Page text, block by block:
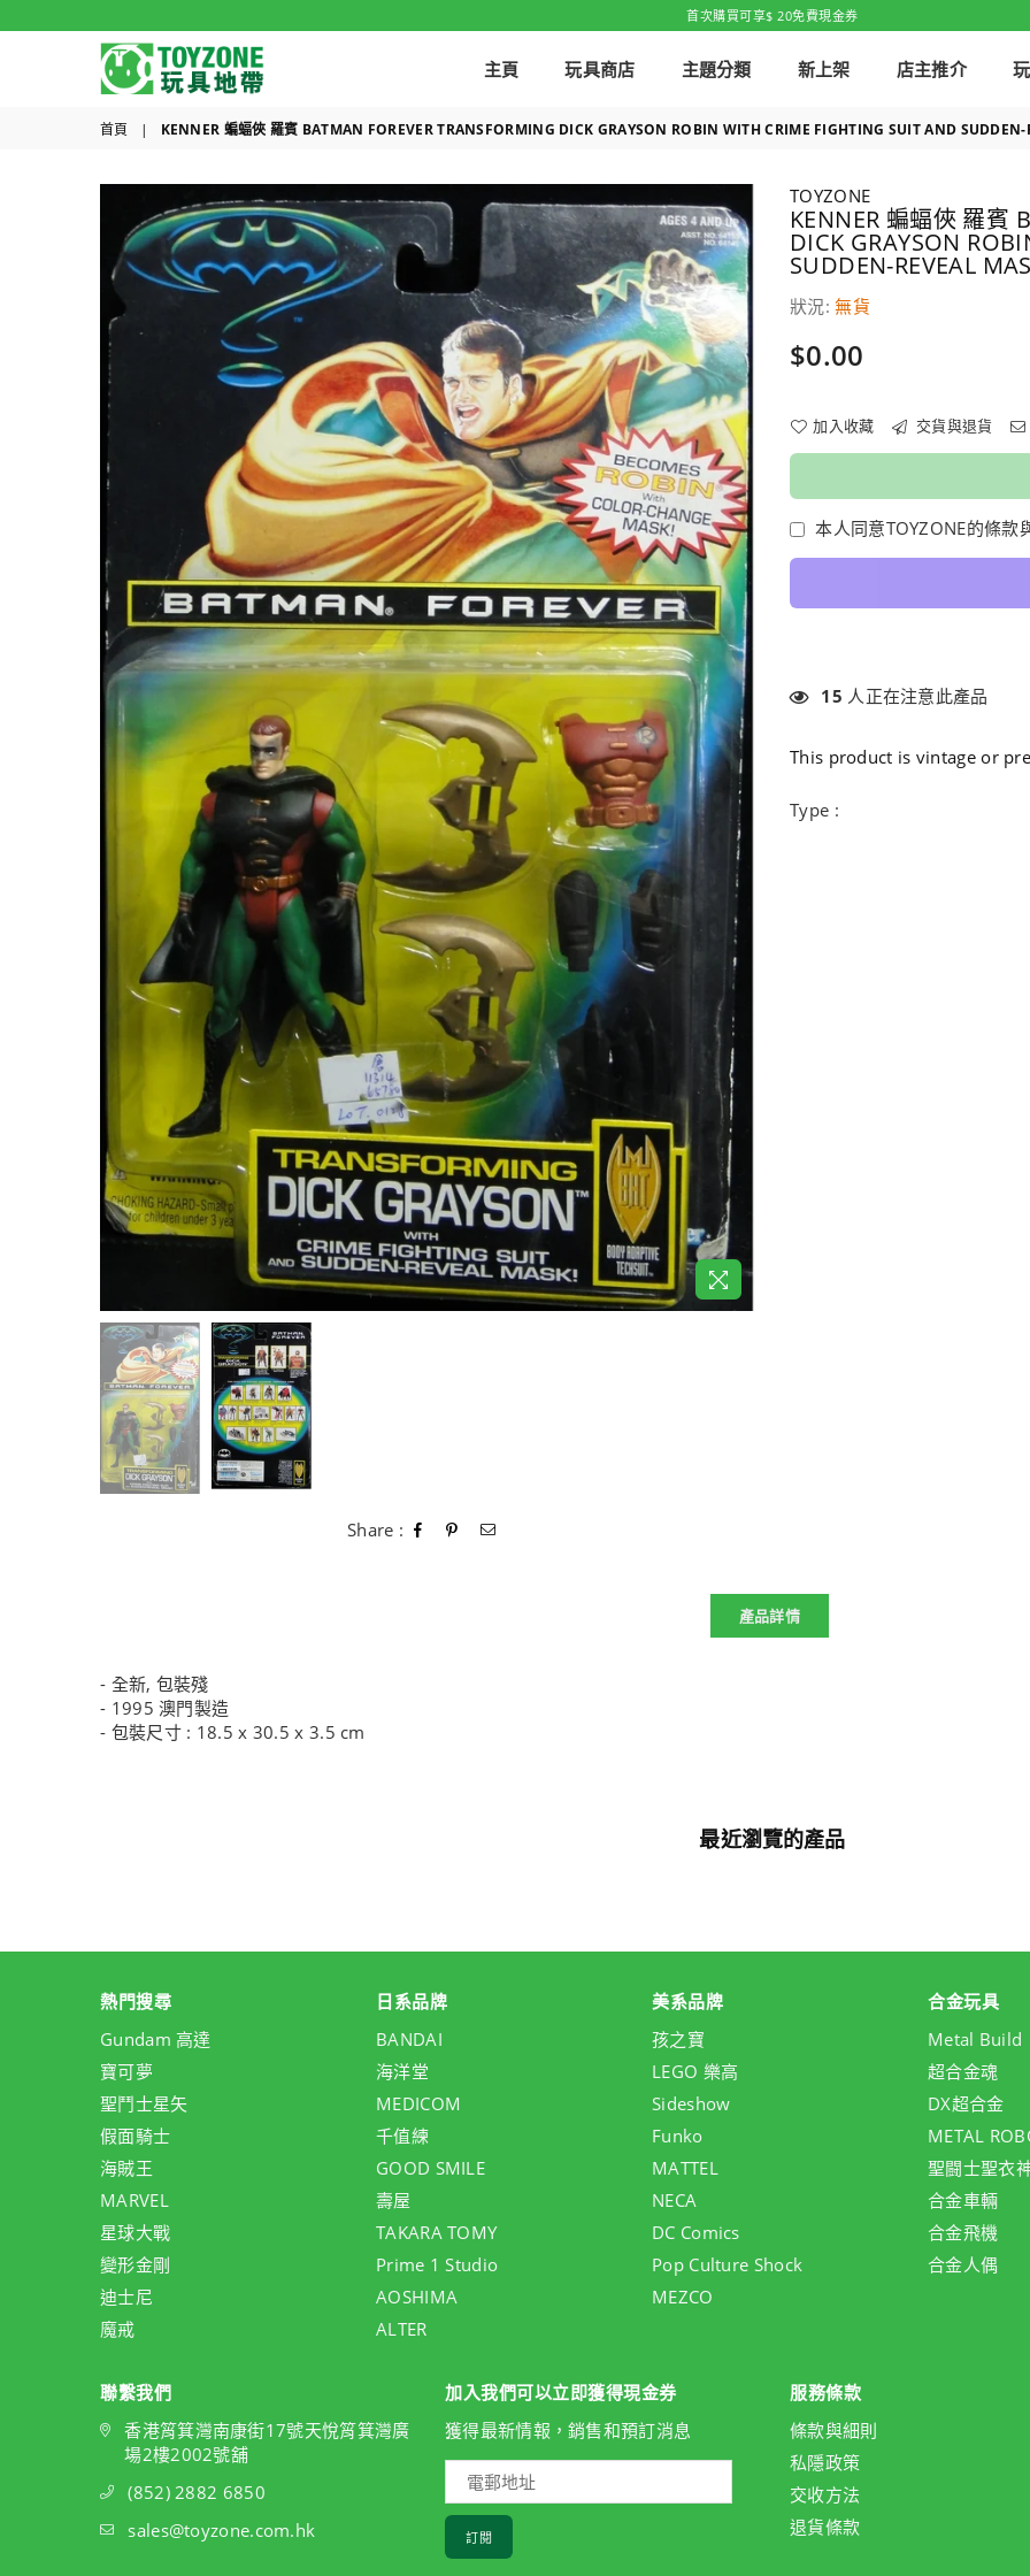
首次購買可享$ 20免費現金券
TOYZONE
主頁 玩具商店 主題分類 新上架 店主推介
首頁 | KENNER 蝙蝠俠 羅賓 BATMAN FOREVER TRANSFORMING DICK GRAYSON ROBIN WITH CRIME FIGHTING SUIT AND
Share :
TOYZONE
KENNER 蝙蝠俠 羅賓
DICK GRAYSON
SUDDEN-REVEAL
狀況:無貨
價
$0.00
加入收藏 交貨與退貨
本人同意TOYZONE的條款
15 人正在注意此產品
This product is vintage or
Type :
產品詳情
- 全新, 包裝殘
- 1995 澳門製造
- 包裝尺寸 : 18.5 x 30.5 x 3.5 cm
最近瀏覽的產品
熱門搜尋
Gundam 高達
寶可夢
聖鬥士星矢
假面騎士
海賊王
MARVEL
星球大戰
變形金剛
迪士尼
魔戒
日系品牌
BANDAI
海洋堂
MEDICOM
千值練
GOOD SMILE
壽屋
TAKARA TOMY
Prime 1 Studio
AOSHIMA
ALTER
美系品牌
孩之寶
LEGO 樂高
Sideshow
Funko
MATTEL
NECA
DC Comics
Pop Culture Shock
MEZCO
合金玩具
Metal Build
超合金魂
DX超合金
METAL
聖闘士聖衣
合金車輛
合金飛機
合金人偶
聯繫我們
香港筲箕灣南康街17號天悅筲箕灣廣
場2樓2002號舖
(852) 2882 6850
sales@toyzone.com.hk
加入我們可以立即獲得現金券
獲得最新情報，銷售和預訂消息
訂閱
服務條款
條款與細則
私隱政策
交收方法
退貨條款